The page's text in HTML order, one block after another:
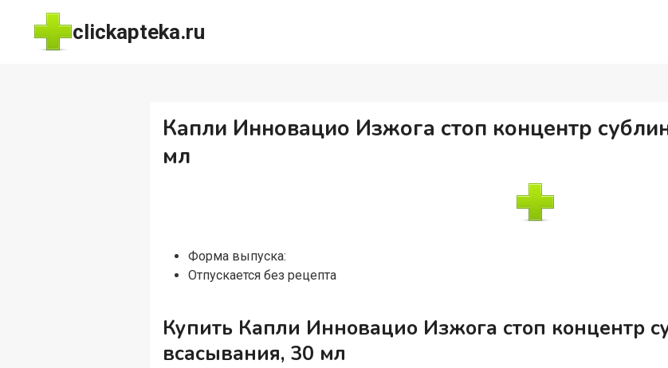
Перейти
содержимому
clickapteka.ru
Капли Инновацио Изжога стоп концентр
мл
Форма выпуска:
Отпускается без рецепта
Купить Капли Инновацио Изжога стоп концентр
всасывания, 30 мл